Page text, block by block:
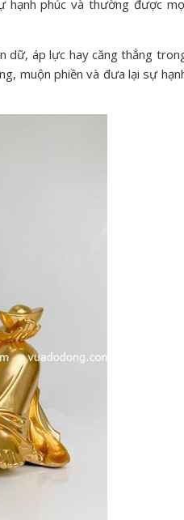
phúc và thường được
dữ, áp lực hay căng thẳng
muộn phiền và đưa lại sự